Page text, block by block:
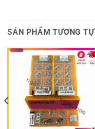
SẢN PHẨM TƯƠNG TỰ